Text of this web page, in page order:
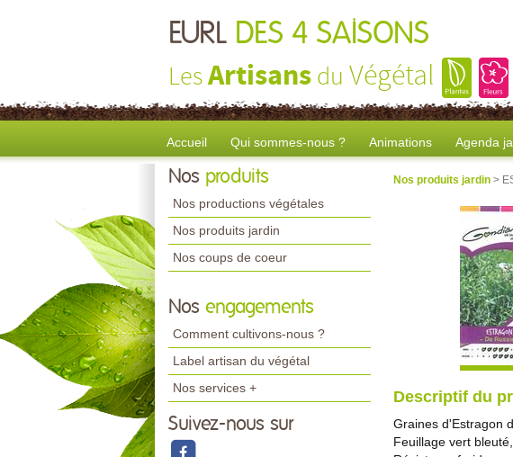
EURL DES 4 SAISONS
LesArtisans du Végétal
Accueil Qui sommes-nous ? Animations Agenda
Nos produits
Nos productions végétales
Nos produits jardin
Nos coups de coeur
Nos engagements
Comment cultivons-nous ?
Label artisan du végétal
Nos services +
Suivez-nous sur
Nos produits jardin >
Descriptif du
Graines d'Estragon
Feuillage vert